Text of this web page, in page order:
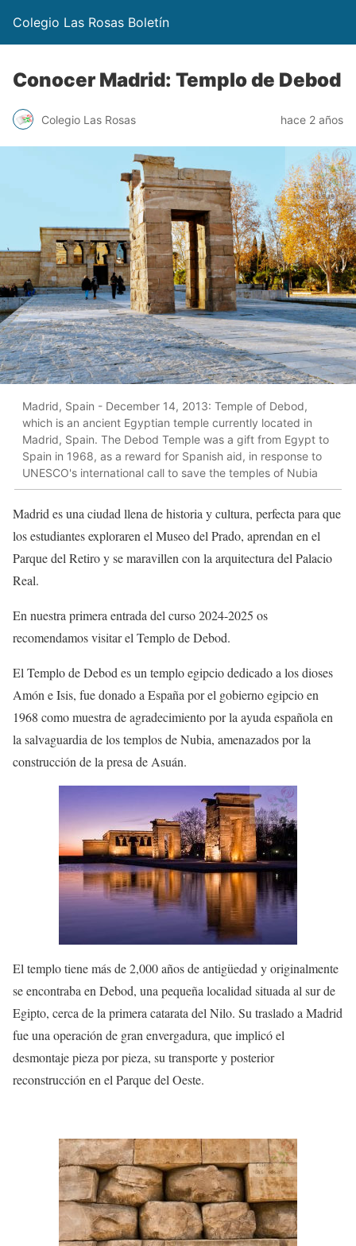
Colegio Las Rosas Boletín
Conocer Madrid: Templo de Debod
Colegio Las Rosas hace 2 años
Madrid, Spain - December 14, 2013: Temple of Debod,
which is an ancient Egyptian temple currently located in
Madrid, Spain. The Debod Temple was a gift from Egypt to
Spain in 1968, as a reward for Spanish aid, in response to
UNESCO's international call to save the temples of Nubia
Madrid es una ciudad llena de historia y cultura, perfecta para que
los estudiantes exploraren el Museo del Prado, aprendan en el
Parque del Retiro y se maravillen con la arquitectura del Palacio
Real.
En nuestra primera entrada del curso 2024-2025 os
recomendamos visitar el Templo de Debod.
El Templo de Debod es un templo egipcio dedicado a los dioses
Amón e Isis, fue donado a España por el gobierno egipcio en
1968 como muestra de agradecimiento por la ayuda española en
la salvaguardia de los templos de Nubia, amenazados por la
construcción de la presa de Asuán.
El templo tiene más de 2,000 años de antigüedad y originalmente
se encontraba en Debod, una pequeña localidad situada al sur de
Egipto, cerca de la primera catarata del Nilo. Su traslado a Madrid
fue una operación de gran envergadura, que implicó el
desmontaje pieza por pieza, su transporte y posterior
reconstrucción en el Parque del Oeste.